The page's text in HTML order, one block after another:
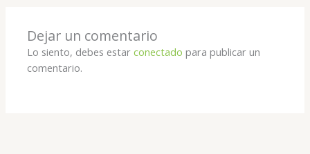
Dejar un comentario
Lo siento, debes estarconectado para publicar un
comentario.